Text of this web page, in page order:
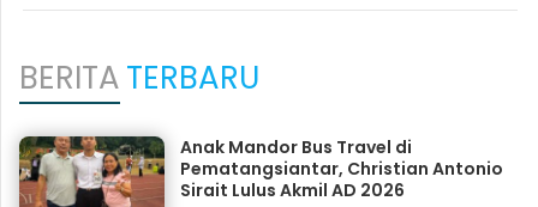
BERITATERBARU
Anak Mandor Bus Travel di
Pematangsiantar, Christian Antonio
Sirait Lulus Akmil AD 2026